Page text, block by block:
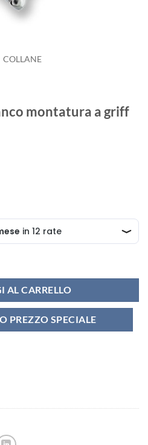
COLLANE
montatura a griff
AL CARRELLO
PREZZO SPECIALE